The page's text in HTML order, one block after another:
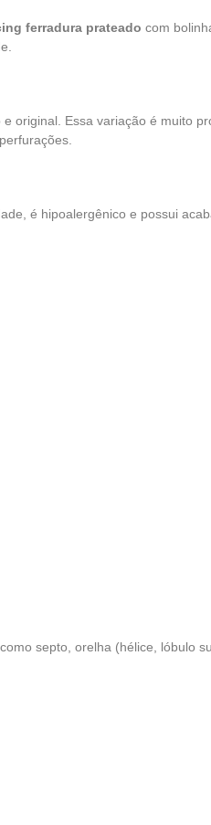
ferradura prateado com
original. Essa variação é muito
é hipoalergênico e possui
septo, orelha (hélice, lóbulo